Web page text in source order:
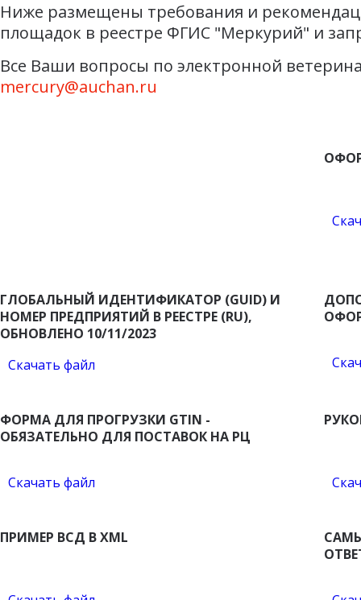
Ниже размещены требования и
площадок в реестре ФГИС "Меркурий" и
Все Ваши вопросы по электронной
mercury@auchan.ru
ГЛОБАЛЬНЫЙ ИДЕНТИФИКАТОР (GUID) И
НОМЕР ПРЕДПРИЯТИЙ В РЕЕСТРЕ (RU),
ОБНОВЛЕНО 10/11/2023
Скачать файл
ФОРМА ДЛЯ ПРОГРУЗКИ GTIN -
ОБЯЗАТЕЛЬНО ДЛЯ ПОСТАВОК НА РЦ
Скачать файл
ПРИМЕР ВСД В XML